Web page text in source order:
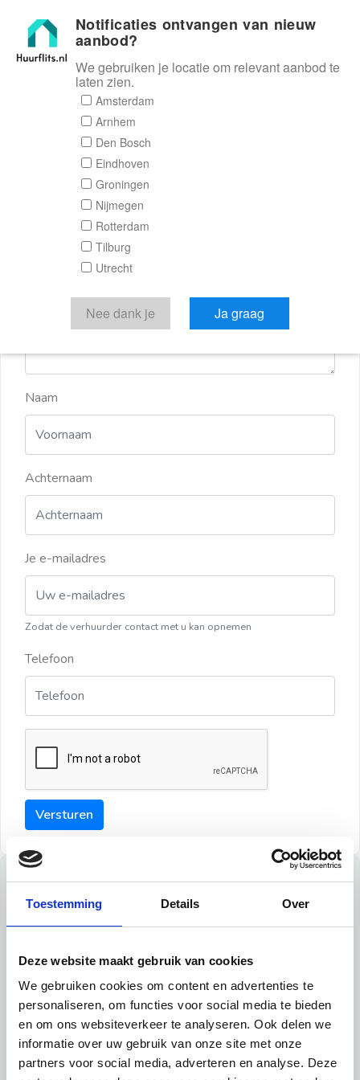
Toestemming Details Over
Deze website maakt gebruik van cookies
We gebruiken cookies om content en advertenties te
personaliseren, om functies voor social media te bieden
en om ons websiteverkeer te analyseren. Ook delen we
informatie over uw gebruik van onze site met onze
partners voor social media, adverteren en analyse. Deze
Huurflits
Reactieformulier
Huurflits
Verstuur je bericht
Door een bericht te sturen kom je in contact met de
aanbieder of makelaar van de woning.
Naam
Achternaam
Je e-mailadres
Zodat de verhuurder contact met u kan opnemen
Telefoon
Versturen
Tips
Tip 1:
Schrijf een duidelijke introductie en geef de volgende
informatie mee:
Ben je student, werkachtig of werkzoekend
Notificaties ontvangen van nieuw
aanbod?
We gebruiken je locatie om relevant aanbod te
laten zien.
Amsterdam
Arnhem
Den Bosch
Eindhoven
Groningen
Nijmegen
Rotterdam
Tilburg
Utrecht
Nee dank je Ja graag